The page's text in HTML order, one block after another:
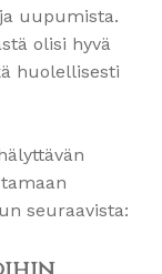
uupumista.
olisi hyvä
huolellisesti
seuraavista: